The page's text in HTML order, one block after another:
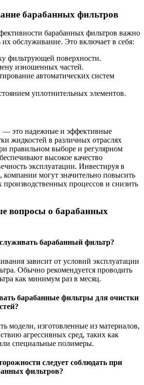
барабанных фильтров
барабанных фильтров важно
их обслуживание. Это включает в себя:
фильтрующей поверхности.
изношенных частей.
автоматических систем
уплотнительных элементов.
— это надежные и эффективные
жидкостей в различных отраслях
правильном выборе и регулярном
высокое качество
эксплуатации. Инвестируя в
могут значительно повысить
производственных процессов и снизить
вопросы о барабанных
барабанный фильтр?
зависит от условий эксплуатации
Обычно рекомендуется проводить
как минимум раз в месяц.
барабанные фильтры для очистки
модели, изготовленные из материалов,
агрессивных сред, таких как
специальные полимеры.
следует соблюдать при
фильтров?